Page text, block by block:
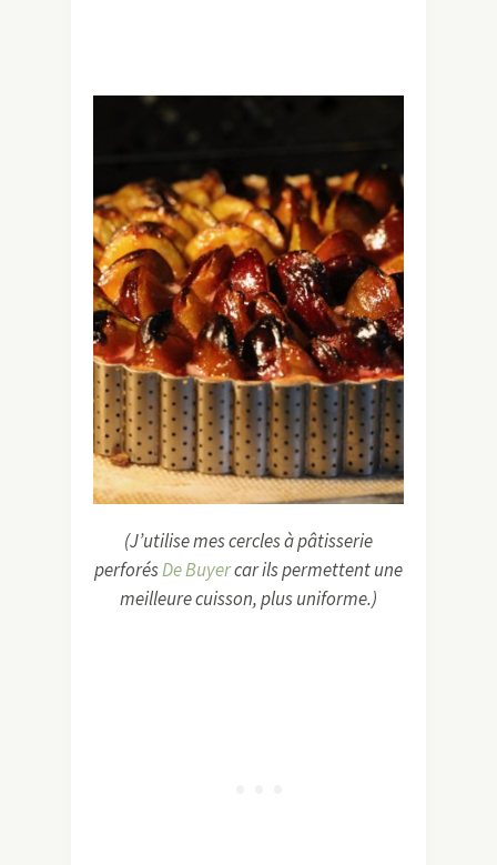
(J’utilise mes cercles à pâtisserie
perforésDe Buyercar ils permettent une
meilleure cuisson, plus uniforme.)